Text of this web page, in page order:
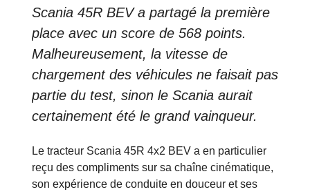
Scania 45R BEV a partagé la première
place avec un score de 568 points.
Malheureusement, la vitesse de
chargement des véhicules ne faisait pas
partie du test, sinon le Scania aurait
certainement été le grand vainqueur.
Le tracteur Scania 45R 4x2 BEV a en particulier
reçu des compliments sur sa chaîne cinématique,
son expérience de conduite en douceur et ses